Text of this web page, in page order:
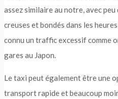
assez similaire au notre, avec peu
creuses et bondés dans les
connu un traffic excessif comme
gares au Japon.
Le taxi peut également être une
transport rapide et beaucoup